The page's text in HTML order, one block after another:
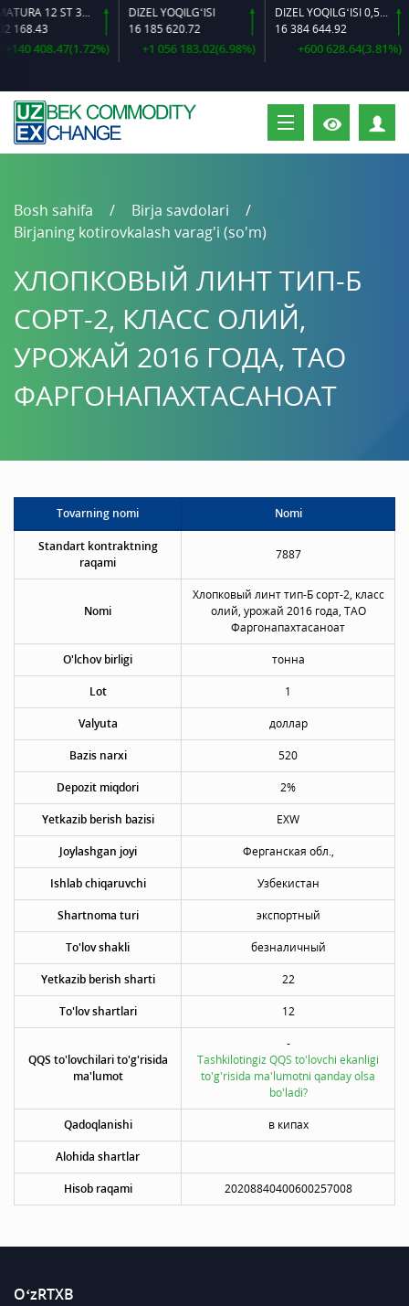
ARMATURA 12 ST 35 GS O‘LCHAMLI
408.47(1.72%)
DIZEL YOQILG‘ISI
16 185 620.72
+1 056 183.02(6.98%)
DIZEL YOQILG‘ISI 0,5-40
16 384 644.92
+600 628.64(3.81%)
Bosh sahifa
Birja savdolari
Birjaning kotirovkalash varag'i (so'm)
ХЛОПКОВЫЙ ЛИНТ ТИП-Б
СОРТ-2, КЛАСС ОЛИЙ,
УРОЖАЙ 2016 ГОДА, ТАО
ФАРГОНАПАХТАСАНОАТ
Tovarning nomi Nomi
Standart kontraktning
raqami
7887
Nomi
Хлопковый линт тип-Б сорт-2, класс
олий, урожай 2016 года, ТАО
Фаргонапахтасаноат
O'lchov birligi тонна
Lot 1
Valyuta доллар
Bazis narxi 520
Depozit miqdori 2%
Yetkazib berish bazisi EXW
Joylashgan joyi Ферганская обл.,
Ishlab chiqaruvchi Узбекистан
Shartnoma turi экспортный
To'lov shakli безналичный
Yetkazib berish sharti 22
To'lov shartlari 12
QQS to'lovchilari to'g'risida
ma'lumot
-
Tashkilotingiz QQS to'lovchi ekanligi
to'g'risida ma'lumotni qanday olsa
bo'ladi?
Qadoqlanishi в кипах
Alohida shartlar
Hisob raqami 20208840400600257008
O‘zRTXB